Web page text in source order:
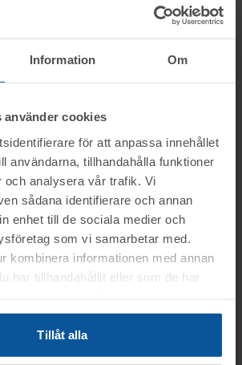
Information Om
använder cookies
för att anpassa innehållet
användarna, tillhandahålla funktioner
och analysera vår trafik. Vi
sådana identifierare och annan
enhet till de sociala medier och
som vi samarbetar med.
kombinera informationen med annan
har tillhandahållit eller som de har
Tillåt alla
2
Modellår:
Drivmedel: -
Registrerad: 2014-04-
25
Bredd (mm): 197
Godkänd besiktning:
2024-12-09